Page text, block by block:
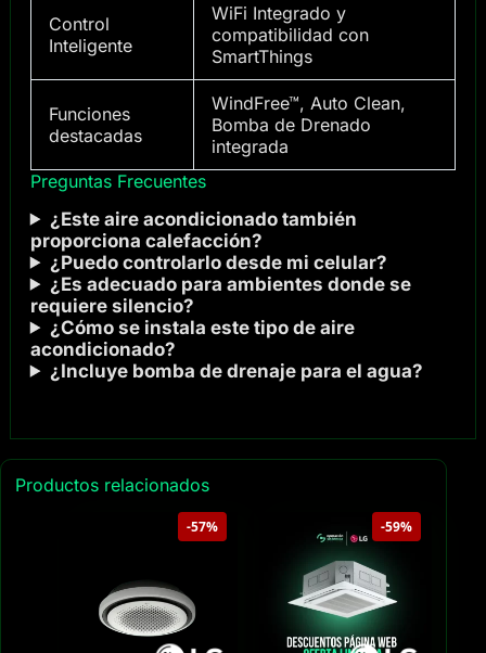
Control
Inteligente
WiFi Integrado y
compatibilidad con
SmartThings
Funciones
destacadas
WindFree™, Auto Clean,
Bomba de Drenado
integrada
Preguntas Frecuentes
¿Este aire acondicionado también
proporciona calefacción?
¿Puedo controlarlo desde mi celular?
¿Es adecuado para ambientes donde se
requiere silencio?
¿Cómo se instala este tipo de aire
acondicionado?
¿Incluye bomba de drenaje para el agua?
Productos relacionados
-57% -59%